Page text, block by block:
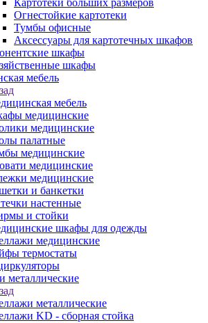
Картотеки больших размеров
Огнестойкие картотеки
Тумбы офисные
Аксессуары для картотечных шкафов
шкафы
шкафы
мебель
мебель
медицинские
медицинские
палатные
медицинские
медицинские
медицинские
и банкетки
настенные
и стойки
шкафы для одежды
медицинские
термостаты
металлические
металлические
KD - сборная стойка